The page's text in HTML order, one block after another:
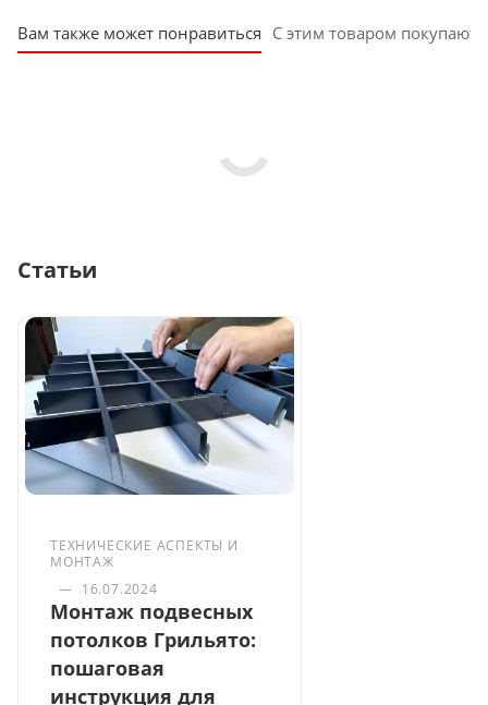
Вам также может понравиться С этим товаром покупают
Статьи
ТЕХНИЧЕСКИЕ АСПЕКТЫ И
МОНТАЖ
— 16.07.2024
Монтаж подвесных
потолков Грильято:
пошаговая
инструкция для